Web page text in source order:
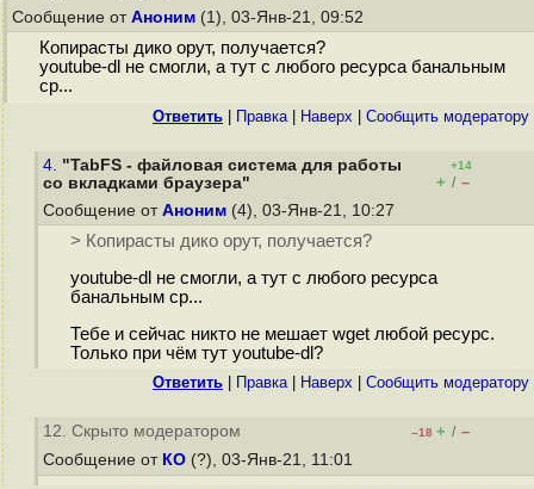
Сообщение от Аноним (1), 03-Янв-21, 09:52
Копирасты дико орут, получается?
youtube-dl не смогли, а тут с любого ресурса банальным
cp...
Ответить Правка| Наверх Cообщить модератору
4. "TabFS - файловая система для работы
со вкладками браузера"
+14
+ / –
Сообщение от Аноним (4), 03-Янв-21, 10:27
> Копирасты дико орут, получается?
youtube-dl не смогли, а тут с любого ресурса
банальным cp...
Тебе и сейчас никто не мешает wget любой ресурс.
Только при чëм тут youtube-dl?
Ответить Правка| Наверх Cообщить модератору
12. Скрыто модератором –18 + / –
Сообщение от КО (?), 03-Янв-21, 11:01